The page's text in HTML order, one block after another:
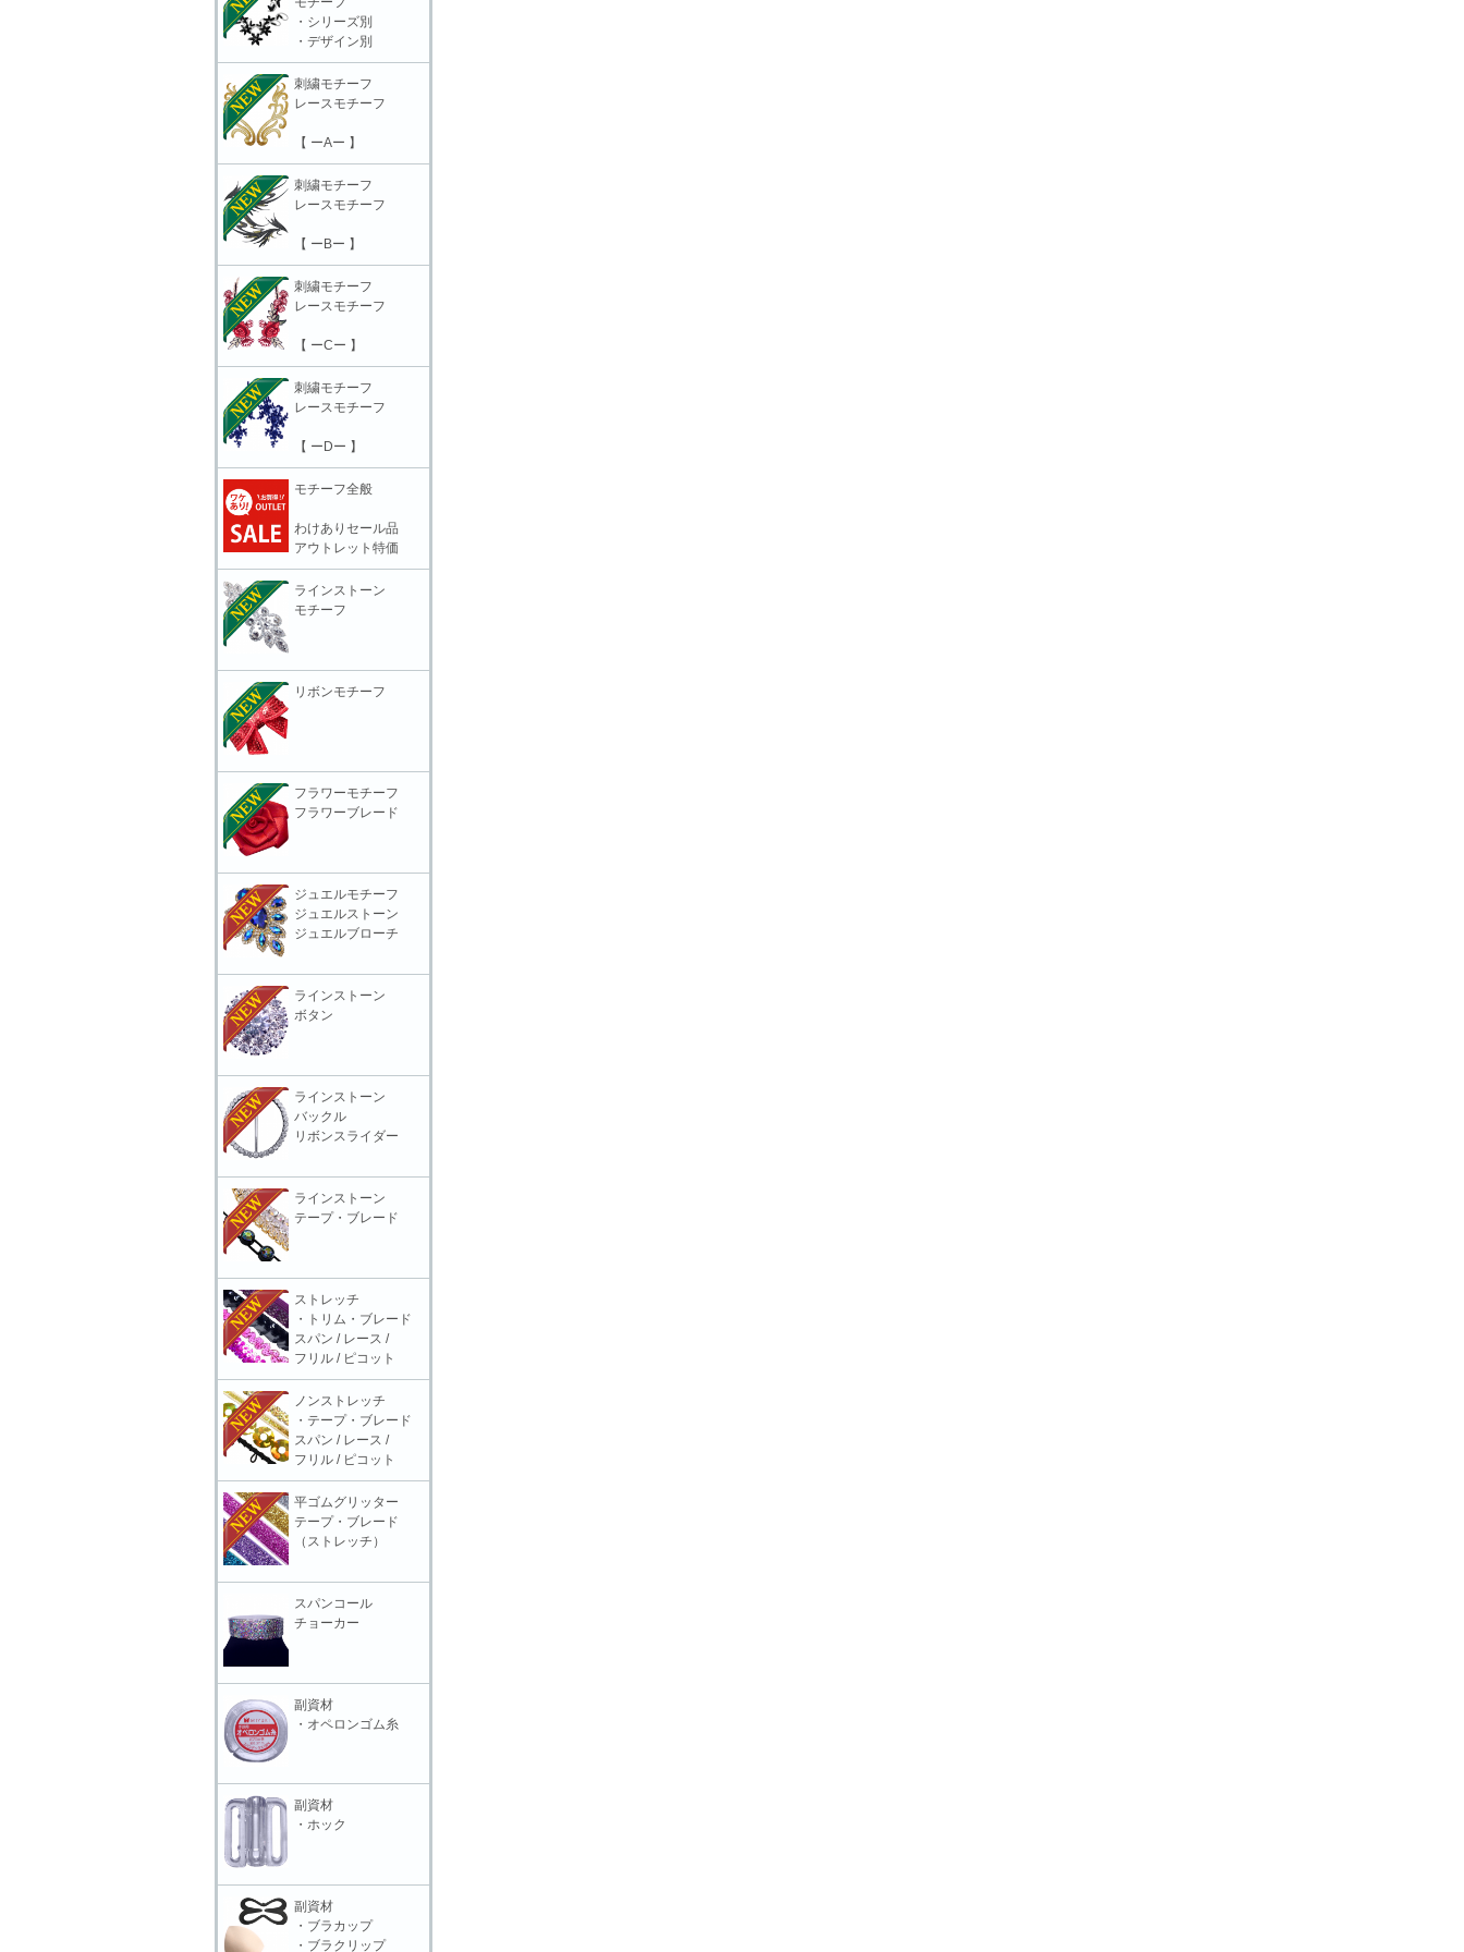
・シリーズ別
・デザイン別
刺繍モチーフ
レースモチーフ
【 ーAー 】
刺繍モチーフ
レースモチーフ
【 ーBー 】
刺繍モチーフ
レースモチーフ
【 ーCー 】
刺繍モチーフ
レースモチーフ
【 ーDー 】
モチーフ全般
わけありセール品
アウトレット特価
ラインストーン
モチーフ
リボンモチーフ
フラワーモチーフ
フラワーブレード
ジュエルモチーフ
ジュエルストーン
ジュエルブローチ
ラインストーン
ボタン
ラインストーン
バックル
リボンスライダー
ラインストーン
テープ・ブレード
ストレッチ
・トリム・ブレード
スパン / レース /
フリル / ピコット
ノンストレッチ
・テープ・ブレード
スパン / レース /
フリル / ピコット
平ゴムグリッター
テープ・ブレード
（ストレッチ）
スパンコール
チョーカー
副資材
・オペロンゴム糸
副資材
・ホック
副資材
・ブラカップ
・ブラクリップ